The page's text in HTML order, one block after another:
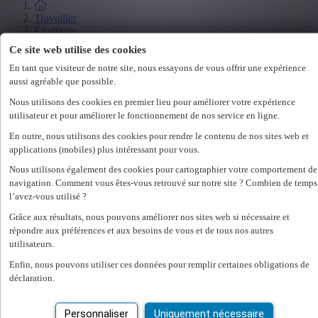
Ce site web utilise des cookies
En tant que visiteur de notre site, nous essayons de vous offrir une expérience
aussi agréable que possible.
Nous utilisons des cookies en premier lieu pour améliorer votre expérience
utilisateur et pour améliorer le fonctionnement de nos service en ligne.
En outre, nous utilisons des cookies pour rendre le contenu de nos sites web et
applications (mobiles) plus intéressant pour vous.
Nous utilisons également des cookies pour cartographier votre comportement de
navigation. Comment vous êtes-vous retrouvé sur notre site ? Combien de temps
l’avez-vous utilisé ?
Grâce aux résultats, nous pouvons améliorer nos sites web si nécessaire et
répondre aux préférences et aux besoins de vous et de tous nos autres
utilisateurs.
Enfin, nous pouvons utiliser ces données pour remplir certaines obligations de
déclaration.
Personnaliser Uniquement nécessaire
Travailler
Étudiants
Salon de l'emploi
Législation
Employeur
Spécialisations
Office
Technicum
Customer Care
Accounting & Finance
Human Resources
Employeur
Assessments
Projectsourcing